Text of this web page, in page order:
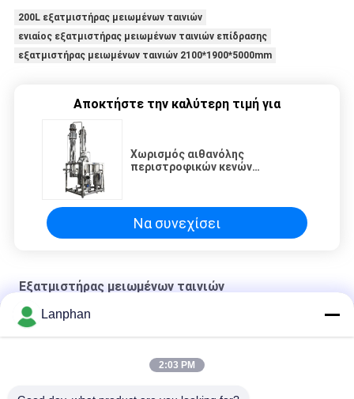
200L εξατμιστήρας μειωμένων ταινιών
ενιαίος εξατμιστήρας μειωμένων ταινιών επίδρασης
εξατμιστήρας μειωμένων ταινιών 2100*1900*5000mm
Αποκτήστε την καλύτερη τιμή για
Χωρισμός αιθανόλης
περιστροφικών κενών
επίδρασης
Να συνεχίσει
Εξατμιστήρας μειωμένων ταινιών
5kgh εξατμιστήρας μειωμένων ταινιών
Lanphan
2:03 PM